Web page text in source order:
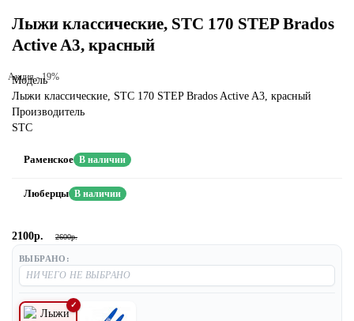
Лыжи классические, STC 170 STEP Brados
Active A3, красный
Акция - 19%
Модель
Лыжи классические, STC 170 STEP Brados Active A3, красный
Производитель
STC
Раменское В наличии
Люберцы В наличии
2100р. 2600р.
ВЫБРАНО: